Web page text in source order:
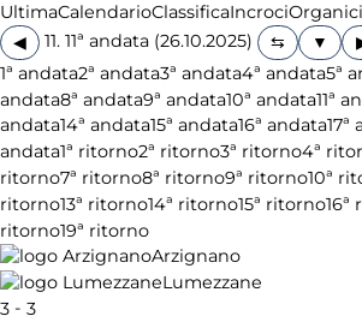
UltimaCalendarioClassificaIncrociOrganici
◀
11. 11ª andata (26.10.2025)
1ª andata2ª andata3ª andata4ª andata5ª
andata8ª andata9ª andata10ª andata11ª
andata14ª andata15ª andata16ª andata17ª
andata1ª ritorno2ª ritorno3ª ritorno4ª
ritorno7ª ritorno8ª ritorno9ª ritorno10ª
ritorno13ª ritorno14ª ritorno15ª ritorno16ª
ritorno19ª ritorno
Arzignano
Lumezzane
3 - 3